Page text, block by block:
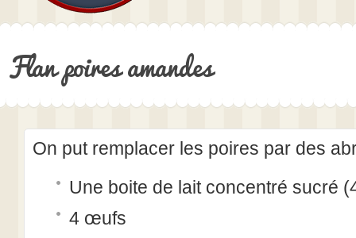
Flan poires amandes
On put remplacer les poires par des
Une boite de lait concentré sucré
4 œufs